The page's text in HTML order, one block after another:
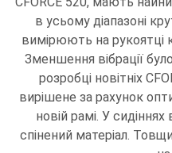
в усьому діапазоні
вимірюють на рукоятці
Зменшення вібрації
розробці новітніх
вирішене за рахунок
новій рамі. У
спінений матеріал.